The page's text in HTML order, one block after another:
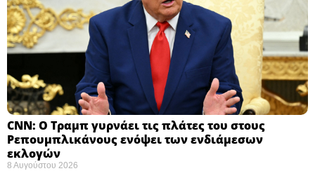
CNN: Ο Τραμπ γυρνάει τις πλάτες του στους
Ρεπουμπλικάνους ενόψει των ενδιάμεσων
εκλογών ​
8 Αυγούστου 2026